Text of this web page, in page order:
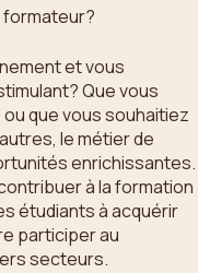
formateur?
et vous
Que vous
que vous souhaitiez
le métier de
enrichissantes.
à la formation
étudiants à acquérir
participer au
secteurs.